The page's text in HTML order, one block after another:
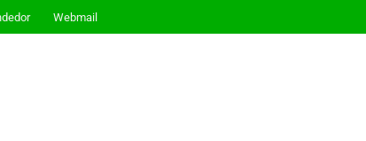
Webmail